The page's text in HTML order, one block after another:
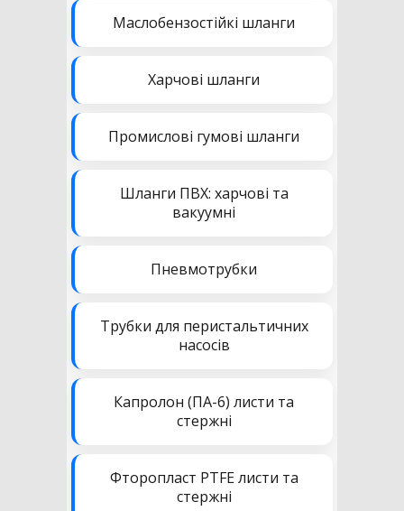
Маслобензостійкі шланги
Харчові шланги
Промислові гумові шланги
Шланги ПВХ: харчові та
вакуумні
Пневмотрубки
Трубки для перистальтичних
насосів
Капролон (ПА-6) листи та
стержні
Фторопласт PTFE листи та
стержні